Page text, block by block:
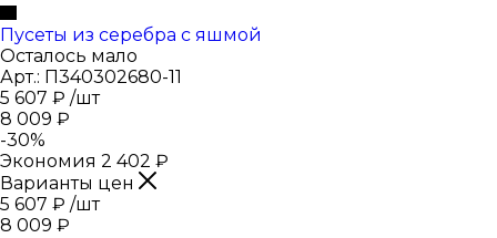
Пусеты из серебра с яшмой
Осталось мало
Арт.: П340302680-11
5 607 ₽ /шт
8 009 ₽
-30%
Экономия 2 402 ₽
Варианты цен
5 607 ₽ /шт
8 009 ₽